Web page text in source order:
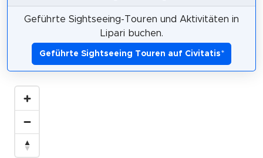
Geführte Sightseeing-Touren und Aktivitäten in
Lipari buchen.
Geführte Sightseeing Touren auf Civitatis*